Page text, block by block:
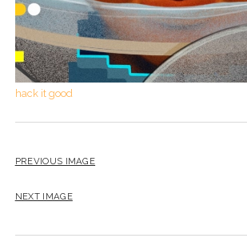
hack it good
PREVIOUS IMAGE
NEXT IMAGE